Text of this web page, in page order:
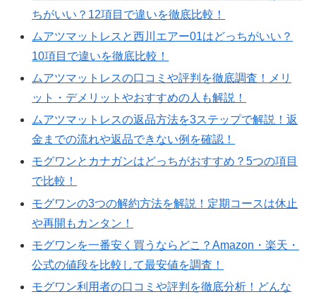
ちがいい？12項目で違いを徹底比較！
ムアツマットレスと西川エアー01はどっちがいい？
10項目で違いを徹底比較！
ムアツマットレスの口コミや評判を徹底調査！メリ
ット・デメリットやおすすめの人も解説！
ムアツマットレスの返品方法を3ステップで解説！返
金までの流れや返品できない例を確認！
モグワンとカナガンはどっちがおすすめ？5つの項目
で比較！
モグワンの3つの解約方法を解説！定期コースは休止
や再開もカンタン！
モグワンを一番安く買うならどこ？Amazon・楽天・
公式の値段を比較して最安値を調査！
モグワン利用者の口コミや評判を徹底分析！どんな